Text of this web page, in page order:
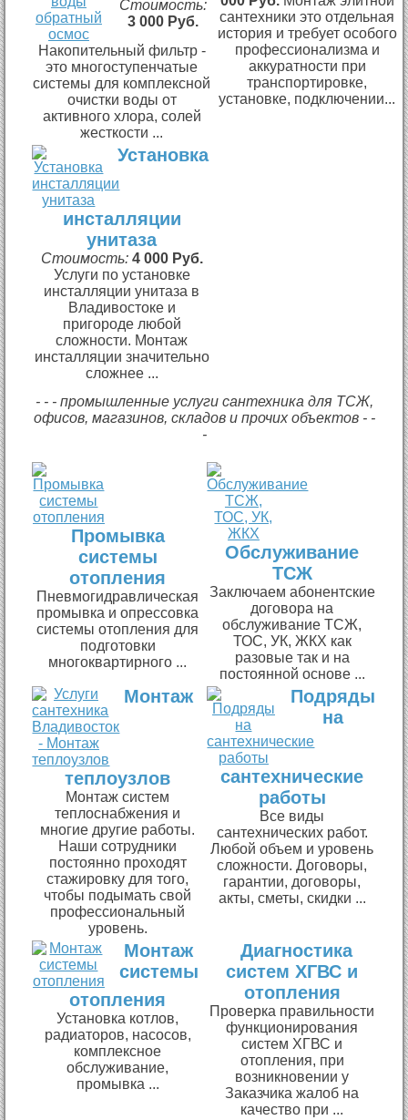
Стоимость:
3 000 Руб.
Накопительный фильтр -
это многоступенчатые
системы для комплексной
очистки воды от
активного хлора, солей
жесткости ...
сантехники это отдельная
история и требует особого
профессионализма и
аккуратности при
транспортировке,
установке, подключении...
Установка
инсталляции
унитаза
Стоимость: 4 000 Руб.
Услуги по установке
инсталляции унитаза в
Владивостоке и
пригороде любой
сложности. Монтаж
инсталляции значительно
сложнее ...
- - - промышленные услуги сантехника для ТСЖ,
офисов, магазинов, складов и прочих объектов - -
-
Промывка
системы
отопления
Пневмогидравлическая
промывка и опрессовка
системы отопления для
подготовки
многоквартирного ...
Обслуживание
ТСЖ
Заключаем абонентские
договора на
обслуживание ТСЖ,
ТОС, УК, ЖКХ как
разовые так и на
постоянной основе ...
Монтаж
теплоузлов
Монтаж систем
теплоснабжения и
многие другие работы.
Наши сотрудники
постоянно проходят
стажировку для того,
чтобы подымать свой
профессиональный
уровень.
Подряды
на
сантехнические
работы
Все виды
сантехнических работ.
Любой объем и уровень
сложности. Договоры,
гарантии, договоры,
акты, сметы, скидки ...
Монтаж
системы
отопления
Установка котлов,
радиаторов, насосов,
комплексное
обслуживание,
промывка ...
Диагностика
систем ХГВС и
отопления
Проверка правильности
функционирования
систем ХГВС и
отопления, при
возникновении у
Заказчика жалоб на
качество при ...